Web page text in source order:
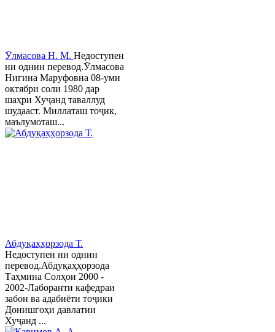
Ӯлмасова Н. М. Недоступен
ни однин перевод.Ӯлмасова
Нигина Маруфовна 08-уми
октябри соли 1980 дар
шаҳри Хуҷанд таваллуд
шудааст. Миллаташ тоҷик,
маълумоташ...
Абдуқаҳҳорзода Т.
Недоступен ни однин
перевод.Абдуқаҳҳорзода
Таҳмина Солҳои 2000 -
2002-Лаборанти кафедраи
забон ва адабиёти тоҷики
Донишгоҳи давлатии
Хуҷанд ...